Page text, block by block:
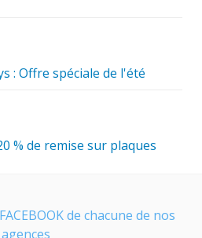
: Offre spéciale de l'été
% de remise sur plaques
de chacune de nos
agences